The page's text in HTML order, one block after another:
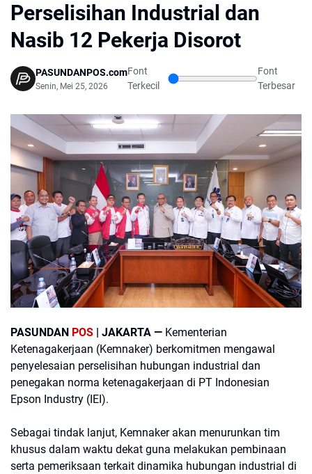
Perselisihan Industrial dan
Nasib 12 Pekerja Disorot
PASUNDANPOS.com
Senin, Mei 25, 2026
Font
Terkecil
Font
Terbesar
PASUNDAN POS | JAKARTA — Kementerian
Ketenagakerjaan (Kemnaker) berkomitmen mengawal
penyelesaian perselisihan hubungan industrial dan
penegakan norma ketenagakerjaan di PT Indonesian
Epson Industry (IEI).
Sebagai tindak lanjut, Kemnaker akan menurunkan tim
khusus dalam waktu dekat guna melakukan pembinaan
serta pemeriksaan terkait dinamika hubungan industrial di